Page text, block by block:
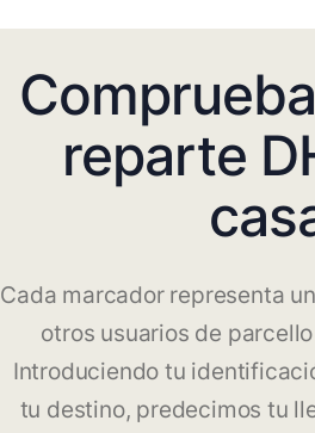
reparte
Cada marcador representa
otros usuarios de
Introduciendo tu
tu destino, predecimos tu